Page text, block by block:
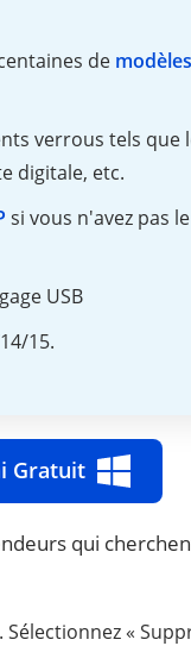
de modèles
verrous tels que
digitale, etc.
si vous n'avez pas le
USB
15.
Gratuit
qui
«